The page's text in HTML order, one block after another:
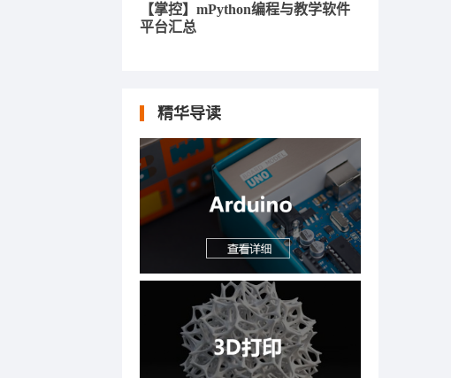
【掌控】mPython编程与教学软件
平台汇总
精华导读